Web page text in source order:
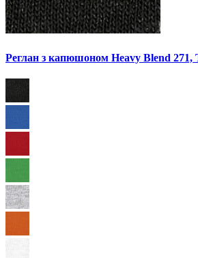
Реглан з капюшоном Heavy Blend 271,